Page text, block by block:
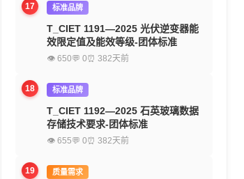
17 标准品牌
T_CIET 1191—2025 光伏逆变器能
效限定值及能效等级-团体标准
👁 650💬 0⏰ 382天前
18 标准品牌
T_CIET 1192—2025 石英玻璃数据
存储技术要求-团体标准
👁 655💬 0⏰ 382天前
19 质量需求